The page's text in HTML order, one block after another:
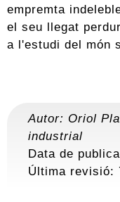
empremta
el seu llegat
a l'estudi del món
Autor: Oriol
industrial
Data de
Última revisió: